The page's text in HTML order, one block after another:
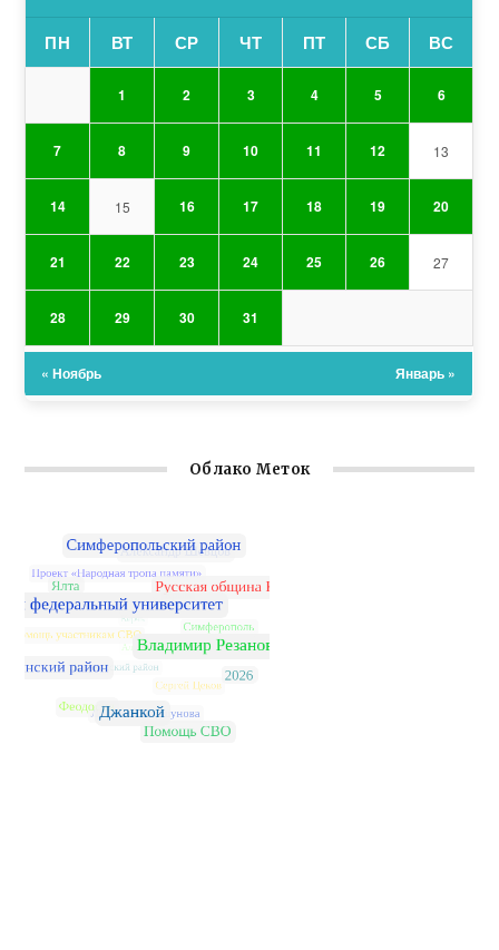
ПН ВТ СР ЧТ ПТ СБ ВС
1 2 3 4 5 6
7 8 9 10 11 12 13
14 15 16 17 18 19 20
21 22 23 24 25 26 27
28 29 30 31
« Ноябрь Январь »
Облако Меток